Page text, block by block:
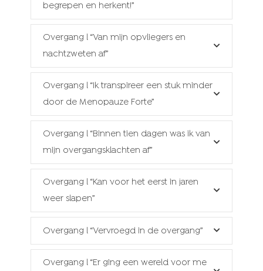
begrepen en herkent!”
Overgang l “Van mijn opvliegers en
nachtzweten af”
Overgang l “Ik transpireer een stuk minder
door de Menopauze Forte”
Overgang l “Binnen tien dagen was ik van
mijn overgangsklachten af”
Overgang l “Kan voor het eerst in jaren
weer slapen”
Overgang l “Vervroegd in de overgang”
Overgang l “Er ging een wereld voor me